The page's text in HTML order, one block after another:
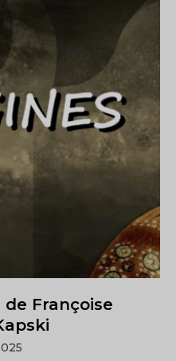
de Françoise